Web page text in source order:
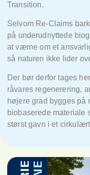
Transition.
Selvom Re-Claims
på underudnyttede
at værne om et
så naturen ikke lider
Der bør derfor tages
råvares regenerering,
højere grad bygges på
biobaserede materiale
størst gavn i et